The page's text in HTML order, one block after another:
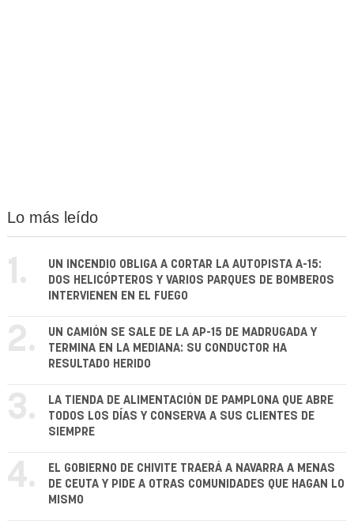
Lo más leído
1.
UN INCENDIO OBLIGA A CORTAR LA AUTOPISTA A-15:
DOS HELICÓPTEROS Y VARIOS PARQUES DE BOMBEROS
INTERVIENEN EN EL FUEGO
2.
UN CAMIÓN SE SALE DE LA AP-15 DE MADRUGADA Y
TERMINA EN LA MEDIANA: SU CONDUCTOR HA
RESULTADO HERIDO
3.
LA TIENDA DE ALIMENTACIÓN DE PAMPLONA QUE ABRE
TODOS LOS DÍAS Y CONSERVA A SUS CLIENTES DE
SIEMPRE
4.
EL GOBIERNO DE CHIVITE TRAERÁ A NAVARRA A MENAS
DE CEUTA Y PIDE A OTRAS COMUNIDADES QUE HAGAN LO
MISMO